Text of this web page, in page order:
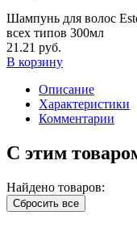
Шампунь для волос
всех типов 300мл
21.21 руб.
В корзину
Описание
Характеристики
Комментарии
С этим
Найдено товаров:
Сбросить все